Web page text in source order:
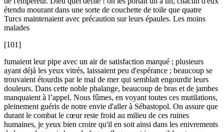
étendu mourant dans une sorte de couchette de toile que quatre
Turcs maintenaient avec précaution sur leurs épaules. Les moins
malades
[101]
fumaient leur pipe avec un air de satisfaction marqué ; plusieurs
ayant déjà les yeux vitrés, laissaient peu d'espérance ; beaucoup se
trouvaient étourdis par le mal de mer qui semblait engourdir leurs
douleurs. Dans cette noble phalange, beaucoup de bras et de jambes
manquaient à l’appel. Nous fûmes, en voyant toutes ces mutilations,
pleinement guéris de notre envie d'aller à Sébastopol. On assure que
durant le combat le cœur reste froid au milieu de ces ruines
humaines, je yeux bien croire qu'il en soit ainsi dans les enivrements